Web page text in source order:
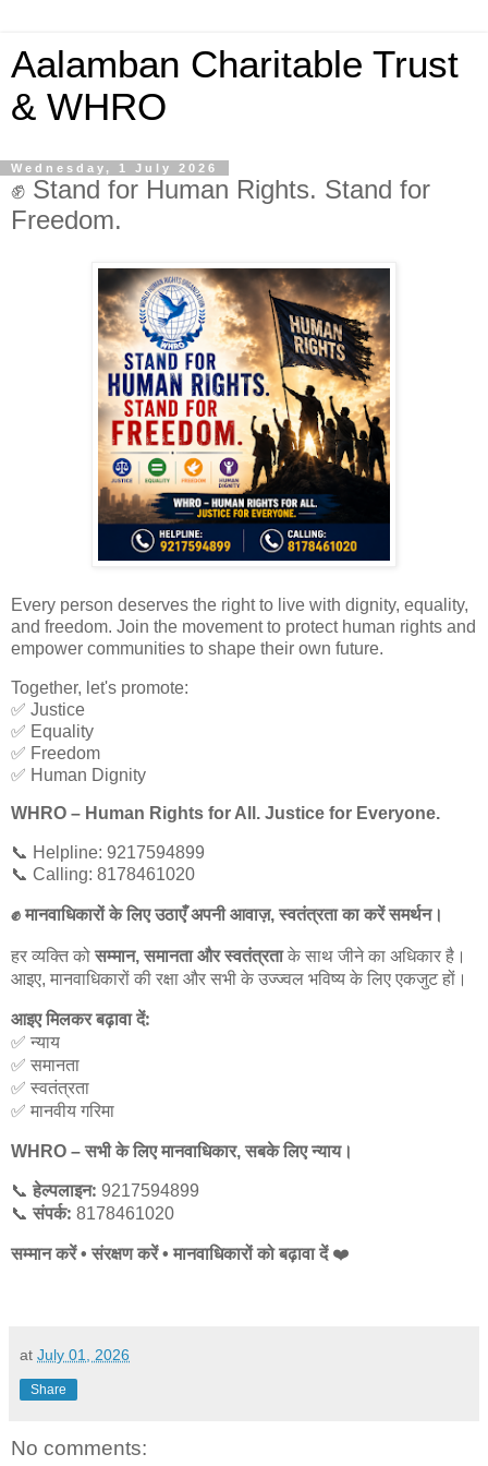
Aalamban Charitable Trust
& WHRO
Wednesday, 1 July 2026
✊ Stand for Human Rights. Stand for
Freedom.
Every person deserves the right to live with dignity, equality,
and freedom. Join the movement to protect human rights and
empower communities to shape their own future.
Together, let's promote:
✅ Justice
✅ Equality
✅ Freedom
✅ Human Dignity
WHRO – Human Rights for All. Justice for Everyone.
📞 Helpline: 9217594899
📞 Calling: 8178461020
✊ मानवाधिकारों के लिए उठाएँ अपनी आवाज़,स्वतंत्रता का करें समर्थन।
हर व्यक्ति कोसम्मान,समानता और स्वतंत्रताके साथ जीने का अधिकार है।
आइए, मानवाधिकारों की रक्षा और सभी के उज्ज्वल भविष्य के लिए एकजुट हों।
आइए मिलकर बढ़ावा दें:
✅ न्याय
✅ समानता
✅ स्वतंत्रता
✅ मानवीय गरिमा
WHRO –सभी के लिए मानवाधिकार,सबके लिए न्याय।
📞हेल्पलाइन: 9217594899
📞संपर्क: 8178461020
सम्मान करें•संरक्षण करें•मानवाधिकारों को बढ़ावा दें ❤
at July 01, 2026
Share
No comments: